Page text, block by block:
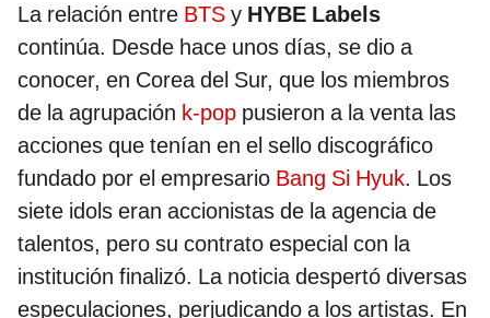
La relación entre BTS y HYBE Labels
continúa. Desde hace unos días, se dio a
conocer, en Corea del Sur, que los miembros
de la agrupación k-pop pusieron a la venta las
acciones que tenían en el sello discográfico
fundado por el empresario Bang Si Hyuk. Los
siete idols eran accionistas de la agencia de
talentos, pero su contrato especial con la
institución finalizó. La noticia despertó diversas
especulaciones, perjudicando a los artistas. En